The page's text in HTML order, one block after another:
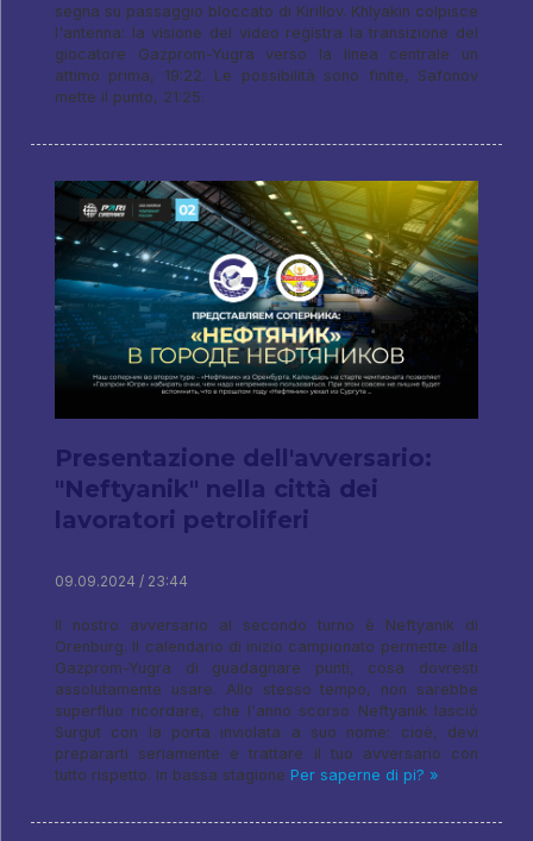
segna su passaggio bloccato di Kirillov. Khlyakin colpisce
l'antenna: la visione del video registra la transizione del
giocatore Gazprom-Yugra verso la linea centrale un
attimo prima, 19:22. Le possibilità sono finite, Safonov
mette il punto, 21:25.
Presentazione dell'avversario:
"Neftyanik" nella città dei
lavoratori petroliferi
09.09.2024 / 23:44
Il nostro avversario al secondo turno è Neftyanik di
Orenburg. Il calendario di inizio campionato permette alla
Gazprom-Yugra di guadagnare punti, cosa dovresti
assolutamente usare. Allo stesso tempo, non sarebbe
superfluo ricordare, che l'anno scorso Neftyanik lasciò
Surgut con la porta inviolata a suo nome: cioè, devi
prepararti seriamente e trattare il tuo avversario con
tutto rispetto. In bassa stagione Per saperne di pi? »